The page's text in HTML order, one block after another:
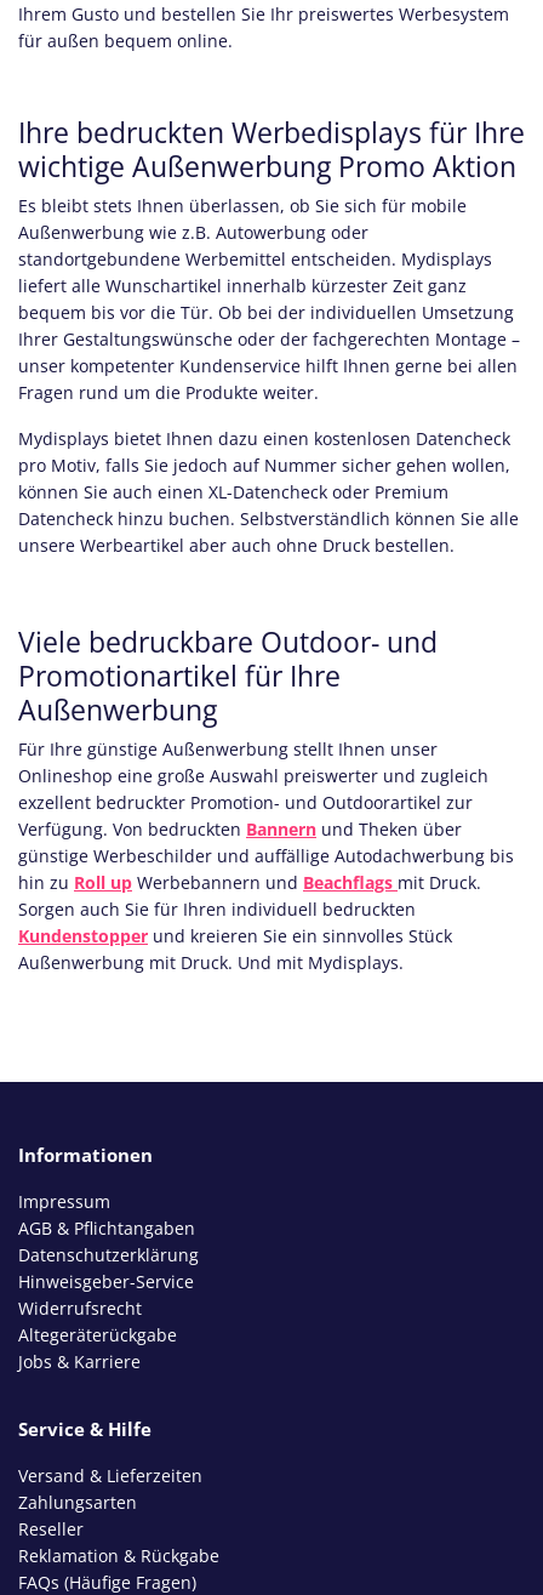
Ihrem Gusto und bestellen Sie Ihr preiswertes Werbesystem
für außen bequem online.
Ihre bedruckten Werbedisplays für Ihre
wichtige Außenwerbung Promo Aktion
Es bleibt stets Ihnen überlassen, ob Sie sich für mobile
Außenwerbung wie z.B. Autowerbung oder
standortgebundene Werbemittel entscheiden. Mydisplays
liefert alle Wunschartikel innerhalb kürzester Zeit ganz
bequem bis vor die Tür. Ob bei der individuellen Umsetzung
Ihrer Gestaltungswünsche oder der fachgerechten Montage –
unser kompetenter Kundenservice hilft Ihnen gerne bei allen
Fragen rund um die Produkte weiter.
Mydisplays bietet Ihnen dazu einen kostenlosen Datencheck
pro Motiv, falls Sie jedoch auf Nummer sicher gehen wollen,
können Sie auch einen XL-Datencheck oder Premium
Datencheck hinzu buchen. Selbstverständlich können Sie alle
unsere Werbeartikel aber auch ohne Druck bestellen.
Viele bedruckbare Outdoor- und
Promotionartikel für Ihre
Außenwerbung
Für Ihre günstige Außenwerbung stellt Ihnen unser
Onlineshop eine große Auswahl preiswerter und zugleich
exzellent bedruckter Promotion- und Outdoorartikel zur
Verfügung. Von bedruckten Bannern und Theken über
günstige Werbeschilder und auffällige Autodachwerbung bis
hin zu Roll up Werbebannern und Beachflags mit Druck.
Sorgen auch Sie für Ihren individuell bedruckten
Kundenstopper und kreieren Sie ein sinnvolles Stück
Außenwerbung mit Druck. Und mit Mydisplays.
Informationen
Impressum
AGB & Pflichtangaben
Datenschutzerklärung
Hinweisgeber-Service
Widerrufsrecht
Altegeräterückgabe
Jobs & Karriere
Service & Hilfe
Versand & Lieferzeiten
Zahlungsarten
Reseller
Reklamation & Rückgabe
FAQs (Häufige Fragen)